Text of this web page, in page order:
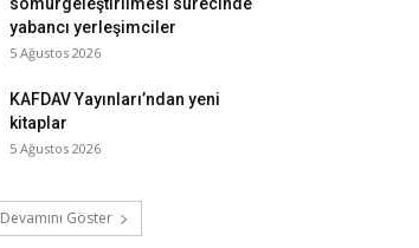
yabancı yerleşimciler
5 Ağustos 2026
KAFDAV Yayınları’ndan yeni
kitaplar
5 Ağustos 2026
Devamını Göster